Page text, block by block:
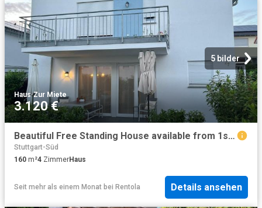
5 bilder
Haus·Zur Miete
3.120 €
Beautiful Free Standing House available from 1st Sept
Stuttgart-Süd
160 m²4 ZimmerHaus
Seit mehr als einem Monat bei Rentola Details ansehen